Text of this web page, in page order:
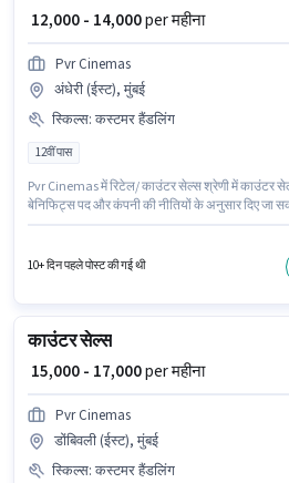
₹ 12,000 - 14,000per महीना
Pvr Cinemas
अंधेरी (ईस्ट), मुंबई
स्किल्स: कस्टमर हैंडलिंग
12वीं पास
Pvr Cinemas में रिटेल/ काउंटर सेल्स श्रेणी में काउंटर
बेनिफिट्स पद और कंपनी की नीतियों के अनुसार दिए जा
हैंडलिंग होना अनिवार्य है।
10+ दिन पहले पोस्ट की गई थी
काउंटर सेल्स
₹ 15,000 - 17,000per महीना
Pvr Cinemas
डोंबिवली (ईस्ट), मुंबई
स्किल्स: कस्टमर हैंडलिंग